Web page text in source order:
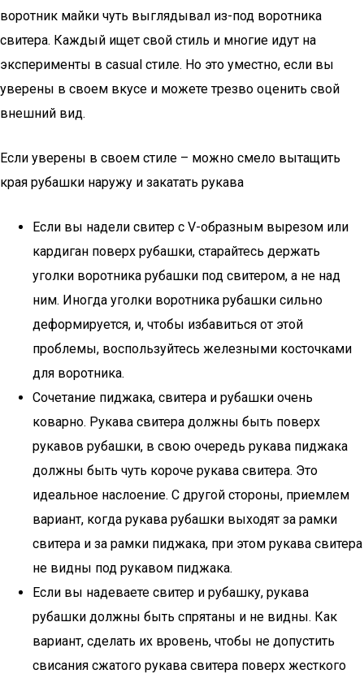
воротник майки чуть выглядывал из-под воротника
свитера. Каждый ищет свой стиль и многие идут на
эксперименты в casual стиле. Но это уместно, если вы
уверены в своем вкусе и можете трезво оценить свой
внешний вид.
Если уверены в своем стиле – можно смело вытащить
края рубашки наружу и закатать рукава
Если вы надели свитер с V-образным вырезом или
кардиган поверх рубашки, старайтесь держать
уголки воротника рубашки под свитером, а не над
ним. Иногда уголки воротника рубашки сильно
деформируется, и, чтобы избавиться от этой
проблемы, воспользуйтесь железными косточками
для воротника.
Сочетание пиджака, свитера и рубашки очень
коварно. Рукава свитера должны быть поверх
рукавов рубашки, в свою очередь рукава пиджака
должны быть чуть короче рукава свитера. Это
идеальное наслоение. С другой стороны, приемлем
вариант, когда рукава рубашки выходят за рамки
свитера и за рамки пиджака, при этом рукава свитера
не видны под рукавом пиджака.
Если вы надеваете свитер и рубашку, рукава
рубашки должны быть спрятаны и не видны. Как
вариант, сделать их вровень, чтобы не допустить
свисания сжатого рукава свитера поверх жесткого